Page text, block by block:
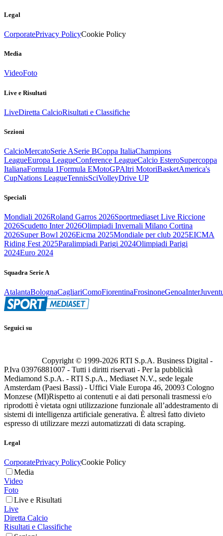
Legal
CorporatePrivacy PolicyCookie Policy
Media
VideoFoto
Live e Risultati
LiveDiretta CalcioRisultati e Classifiche
Sezioni
CalcioMercatoSerie ASerie BCoppa ItaliaChampions
LeagueEuropa LeagueConference LeagueCalcio EsteroSupercoppa
ItalianaFormula 1Formula EMotoGPAltri MotoriBasketAmerica's
CupNations LeagueTennisSciVolleyDrive UP
Speciali
Mondiali 2026Roland Garros 2026Sportmediaset Live Riccione
2026Scudetto Inter 2026Olimpiadi Invernali Milano Cortina
2026Super Bowl 2026Eicma 2025Mondiale per club 2025EICMA
Riding Fest 2025Paralimpiadi Parigi 2024Olimpiadi Parigi
2024Euro 2024
Squadra Serie A
AtalantaBolognaCagliariComoFiorentinaFrosinoneGenoaInter
Seguici su
Copyright © 1999-2026 RTI S.p.A. Business Digital -
P.Iva 03976881007 - Tutti i diritti riservati - Per la pubblicità
Mediamond S.p.A. - RTI S.p.A., Mediaset N.V., sede legale
Amsterdam (Paesi Bassi) - Uffici Viale Europa 46, 20093 Cologno
Monzese (MI)Rispetto ai contenuti e ai dati personali trasmessi e/o
riprodotti è vietata ogni utilizzazione funzionale all’addestramento di
sistemi di intelligenza artificiale generativa. È altresì fatto divieto
espresso di utilizzare mezzi automatizzati di data scraping.
Legal
CorporatePrivacy PolicyCookie Policy
Media
Video
Foto
Live e Risultati
Live
Diretta Calcio
Risultati e Classifiche